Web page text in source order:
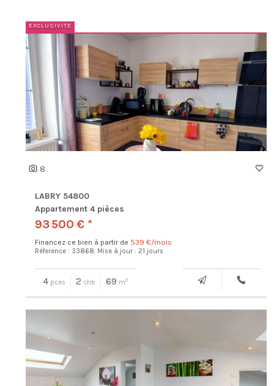
8
LABRY 54800
Appartement 4 pièces
93 500 € *
Financez ce bien à partir de 539 €/mois
Réference : 33868. Mise à jour : 21 jours
4 pces 2 chb 69 m2